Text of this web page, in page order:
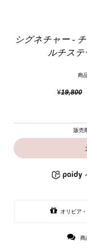
シグネチャー -
ルチステ
商
¥19,800
販売
オリビア
商